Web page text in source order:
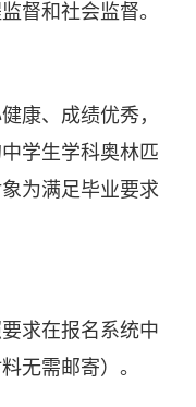
督和社会监督。
康、成绩优秀，
学生学科奥林匹
为满足毕业要求
求在报名系统中
无需邮寄）。